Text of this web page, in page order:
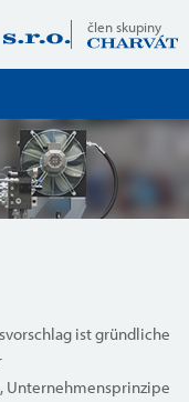
člen skupiny
ist gründliche
Unternehmensprinzipe